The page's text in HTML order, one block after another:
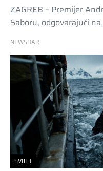
ZAGREB – Premijer
Saboru, odgovarajući
NEWSBAR
SVIJET